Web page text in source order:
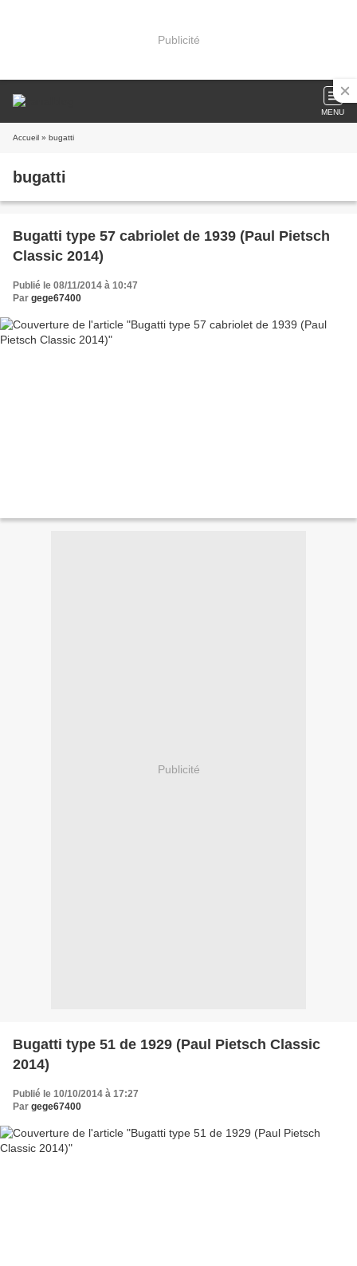
Publicité
MENU
Accueil » bugatti
bugatti
Bugatti type 57 cabriolet de 1939 (Paul Pietsch
Classic 2014)
Publié le 08/11/2014 à 10:47
Par gege67400
Publicité
Bugatti type 51 de 1929 (Paul Pietsch Classic
2014)
Publié le 10/10/2014 à 17:27
Par gege67400